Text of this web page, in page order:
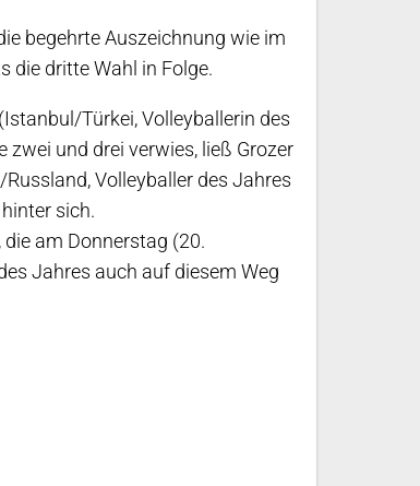
begehrte Auszeichnung wie im
die dritte Wahl in Folge.
Türkei, Volleyballerin des
zwei und drei verwies, ließ Grozer
Volleyballer des Jahres
sich.
am Donnerstag (20.
Jahres auch auf diesem Weg